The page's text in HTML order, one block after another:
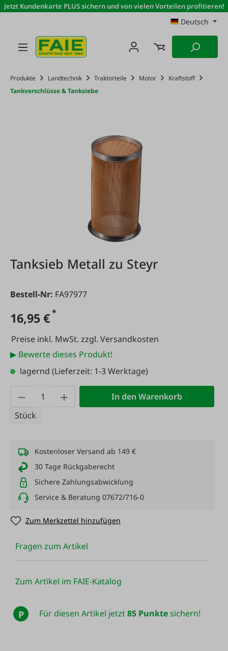
Zum Hauptinhalt springen
Jetzt Kundenkarte PLUS sichern und von vielen Vorteilen profitieren!
Deutsch
Produkte Landtechnik Traktorteile Motor
Kraftstoff
Tankverschlüsse & Tanksiebe
Tanksieb Metall zu Steyr
Bestell-Nr: FA97977
16,95 €*
Preise inkl. MwSt. zzgl. Versandkosten
▶ Bewerte dieses Produkt!
lagernd (Lieferzeit: 1-3 Werktage)
Produkt Anzahl: Gib den gewünschten
Stück
In den Warenkorb
Kostenloser Versand ab 149 €
30 Tage Rückgaberecht
Sichere Zahlungsabwicklung
Service & Beratung 07672/716-0
Zum Merkzettel hinzufügen
Fragen zum Artikel
Zum Artikel im FAIE-Katalog
P Für diesen Artikel jetzt85 Punktesichern!